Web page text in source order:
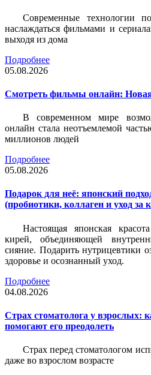
Современные технологии
наслаждаться фильмами и
выходя из дома
Подробнее
05.08.2026
Смотреть фильмы онлайн:
В современном мире
онлайн стала неотъемлемой
миллионов людей
Подробнее
05.08.2026
Подарок для неё: японский
(пробиотики, коллаген и уход за
Настоящая японская
кирей, объединяющей
сияние. Подарить нутрицевтики
здоровье и осознанный уход.
Подробнее
04.08.2026
Страх стоматолога у взрослых:
помогают его преодолеть
Страх перед стоматологом
даже во взрослом возрасте